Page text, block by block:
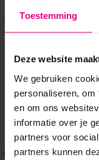
Toestemming
Deze website
We gebruiken
personaliseren,
en om ons
informatie over je
partners voor
partners kunnen
Application error: a
loading